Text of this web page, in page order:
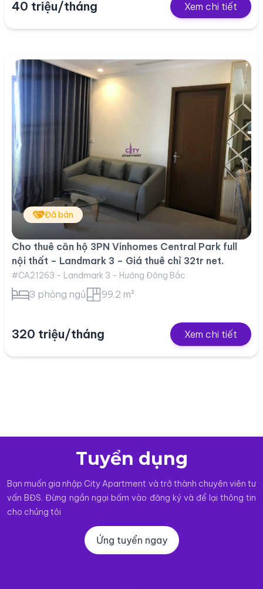
40 triệu/tháng Xem chi tiết
Đã bán
Cho thuê căn hộ 3PN Vinhomes Central Park full
nội thất – Landmark 3 – Giá thuê chỉ 32tr net.
#CA21263 - Landmark 3 - Hướng Đông Bắc
3 phòng ngủ 99.2 m²
320 triệu/tháng Xem chi tiết
Tuyển dụng
Bạn muốn gia nhập City Apartment và trở thành chuyên viên tư
vấn BĐS. Đừng ngần ngại bấm vào đăng ký và để lại thông tin
cho chúng tôi
Ứng tuyển ngay